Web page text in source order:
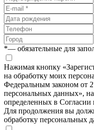
*— обязательные для
Нажимая кнопку
на обработку моих
Федеральным законом от
персональных данных»,
определенных в
Для продолжения вы
обработку персональных